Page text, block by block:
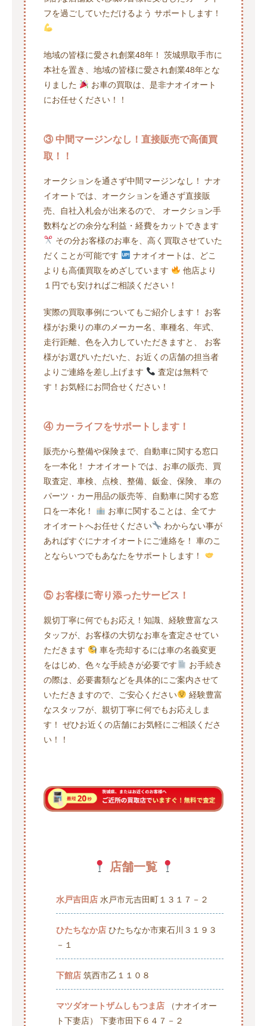
フを過ごしていただけるよう サポートします！
地域の皆様に愛され創業48年！ 茨城県取手市に
本社を置き、地域の皆様に愛され創業48年とな
りました
お車の買取は、是非ナオイオート
にお任せください！！
③ 中間マージンなし！直接販売で高価買
取！！
オークションを通さず中間マージンなし！ ナオ
イオートでは、オークションを通さず直接販
売、自社入札会が出来るので、 オークション手
数料などの余分な利益・経費をカットできます
その分お客様のお車を、高く買取させていた
だくことが可能です
ナオイオートは、どこ
よりも高価買取をめざしています
他店より
１円でも安ければご相談ください！
実際の買取事例についてもご紹介します！ お客
様がお乗りの車のメーカー名、車種名、年式、
走行距離、色を入力していただきますと、 お客
様がお選びいただいた、お近くの店舗の担当者
よりご連絡を差し上げます
査定は無料で
す！お気軽にお問合せください！
④ カーライフをサポートします！
販売から整備や保険まで、自動車に関する窓口
を一本化！ ナオイオートでは、お車の販売、買
取査定、車検、点検、整備、鈑金、保険、 車の
パーツ・カー用品の販売等、自動車に関する窓
口を一本化！
お車に関することは、全てナ
オイオートへお任せください
わからない事が
あればすぐにナオイオートにご連絡を！ 車のこ
とならいつでもあなたをサポートします！
⑤ お客様に寄り添ったサービス！
親切丁寧に何でもお応え！知識、経験豊富なス
タッフが、お客様の大切なお車を査定させてい
ただきます
車を売却するには車の名義変更
をはじめ、色々な手続きが必要です
お手続き
の際は、必要書類などを具体的にご案内させて
いただきますので、ご安心ください
経験豊富
なスタッフが、親切丁寧に何でもお応えしま
す！ ぜひお近くの店舗にお気軽にご相談くださ
い！！
店舗一覧
水戸吉田店 水戸市元吉田町１３１７－２
ひたちなか店 ひたちなか市東石川３１９３
－１
下館店 筑西市乙１１０８
マツダオートザムしもつま店 （ナオイオー
ト下妻店） 下妻市田下６４７－２